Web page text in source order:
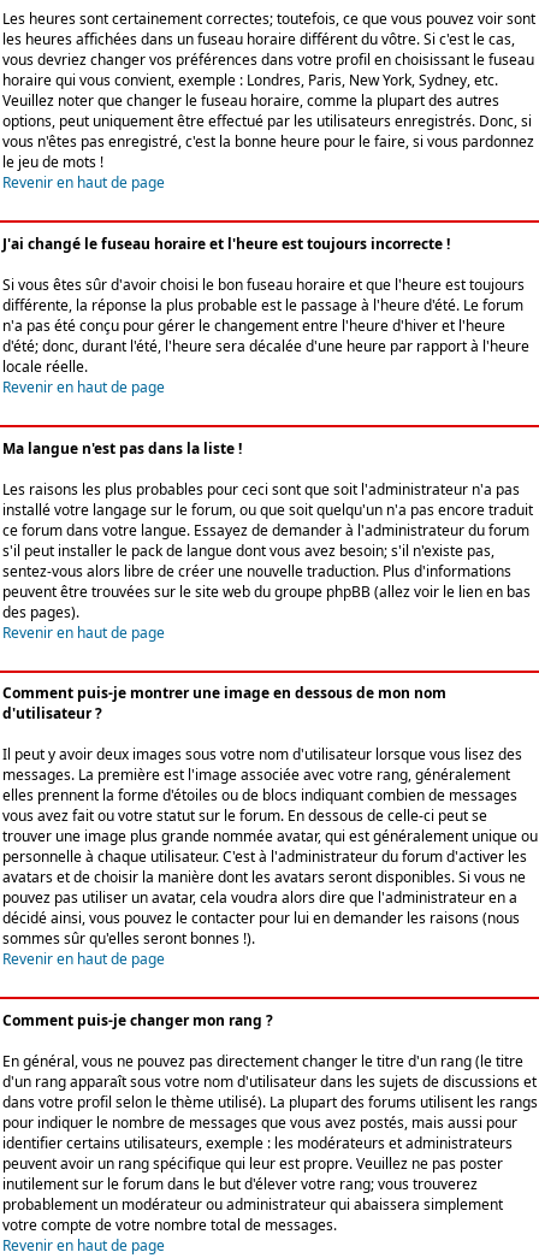
Les heures sont certainement correctes; toutefois, ce que vous pouvez voir sont
les heures affichées dans un fuseau horaire différent du vôtre. Si c'est le cas,
vous devriez changer vos préférences dans votre profil en choisissant le fuseau
horaire qui vous convient, exemple : Londres, Paris, New York, Sydney, etc.
Veuillez noter que changer le fuseau horaire, comme la plupart des autres
options, peut uniquement être effectué par les utilisateurs enregistrés. Donc, si
vous n'êtes pas enregistré, c'est la bonne heure pour le faire, si vous pardonnez
le jeu de mots !
Revenir en haut de page
J'ai changé le fuseau horaire et l'heure est toujours incorrecte !
Si vous êtes sûr d'avoir choisi le bon fuseau horaire et que l'heure est toujours
différente, la réponse la plus probable est le passage à l'heure d'été. Le forum
n'a pas été conçu pour gérer le changement entre l'heure d'hiver et l'heure
d'été; donc, durant l'été, l'heure sera décalée d'une heure par rapport à l'heure
locale réelle.
Revenir en haut de page
Ma langue n'est pas dans la liste !
Les raisons les plus probables pour ceci sont que soit l'administrateur n'a pas
installé votre langage sur le forum, ou que soit quelqu'un n'a pas encore traduit
ce forum dans votre langue. Essayez de demander à l'administrateur du forum
s'il peut installer le pack de langue dont vous avez besoin; s'il n'existe pas,
sentez-vous alors libre de créer une nouvelle traduction. Plus d'informations
peuvent être trouvées sur le site web du groupe phpBB (allez voir le lien en bas
des pages).
Revenir en haut de page
Comment puis-je montrer une image en dessous de mon nom
d'utilisateur ?
Il peut y avoir deux images sous votre nom d'utilisateur lorsque vous lisez des
messages. La première est l'image associée avec votre rang, généralement
elles prennent la forme d'étoiles ou de blocs indiquant combien de messages
vous avez fait ou votre statut sur le forum. En dessous de celle-ci peut se
trouver une image plus grande nommée avatar, qui est généralement unique ou
personnelle à chaque utilisateur. C'est à l'administrateur du forum d'activer les
avatars et de choisir la manière dont les avatars seront disponibles. Si vous ne
pouvez pas utiliser un avatar, cela voudra alors dire que l'administrateur en a
décidé ainsi, vous pouvez le contacter pour lui en demander les raisons (nous
sommes sûr qu'elles seront bonnes !).
Revenir en haut de page
Comment puis-je changer mon rang ?
En général, vous ne pouvez pas directement changer le titre d'un rang (le titre
d'un rang apparaît sous votre nom d'utilisateur dans les sujets de discussions et
dans votre profil selon le thème utilisé). La plupart des forums utilisent les rangs
pour indiquer le nombre de messages que vous avez postés, mais aussi pour
identifier certains utilisateurs, exemple : les modérateurs et administrateurs
peuvent avoir un rang spécifique qui leur est propre. Veuillez ne pas poster
inutilement sur le forum dans le but d'élever votre rang; vous trouverez
probablement un modérateur ou administrateur qui abaissera simplement
votre compte de votre nombre total de messages.
Revenir en haut de page